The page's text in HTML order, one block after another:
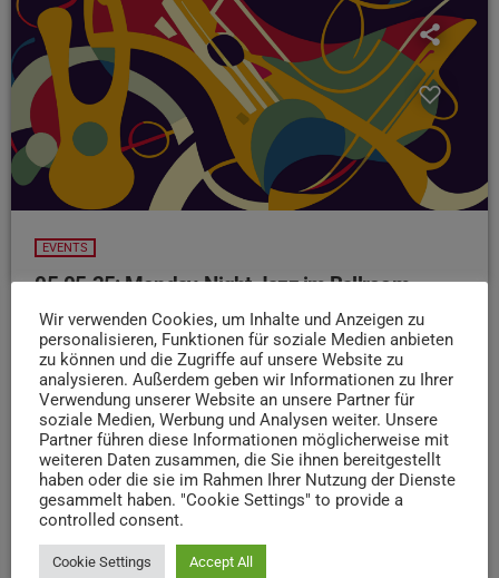
EVENTS
05.05.25: Monday-Night Jazz im Ballroom
Bitburg
Jazz trifft Videokunst – und das mit ordentlich Wumms!
Beim nächsten Monday-Night Jazz in Bitburg wird’s
experimentell: Das Trio um Multiinstrumentalist foerya
mixt Progressive Rock, Ambient Jazz und elektronische
Klanglandschaften – live inklusive spektakulärer Video-
Performance. Start ist um 20 Uhr im Jazz-Ballroom im
Bowling-Center Bitburg - der Eintritt ist frei!
Wir verwenden Cookies, um Inhalte und Anzeigen zu
personalisieren, Funktionen für soziale Medien anbieten
zu können und die Zugriffe auf unsere Website zu
analysieren. Außerdem geben wir Informationen zu Ihrer
Verwendung unserer Website an unsere Partner für
soziale Medien, Werbung und Analysen weiter. Unsere
Partner führen diese Informationen möglicherweise mit
weiteren Daten zusammen, die Sie ihnen bereitgestellt
haben oder die sie im Rahmen Ihrer Nutzung der Dienste
gesammelt haben. "Cookie Settings" to provide a
controlled consent.
Cookie Settings Accept All